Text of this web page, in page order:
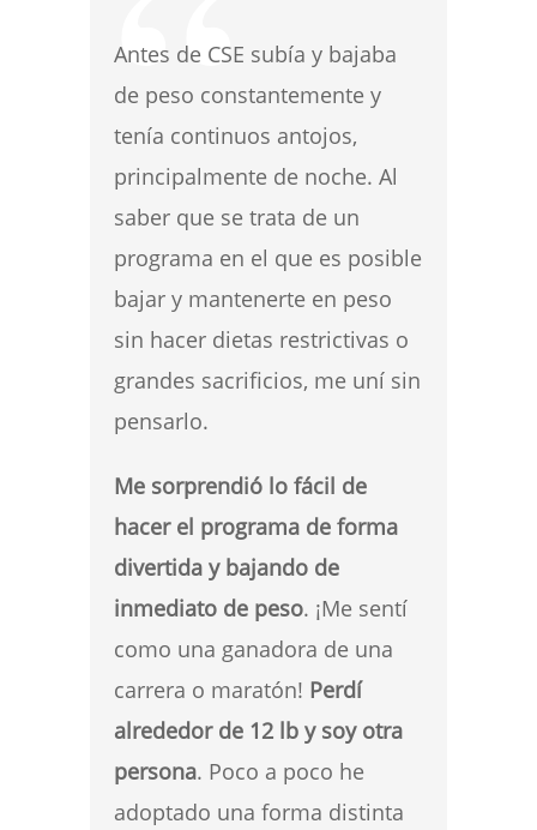
Antes de CSE subía y bajaba
de peso constantemente y
tenía continuos antojos,
principalmente de noche. Al
saber que se trata de un
programa en el que es posible
bajar y mantenerte en peso
sin hacer dietas restrictivas o
grandes sacrificios, me uní sin
pensarlo.
Me sorprendió lo fácil de
hacer el programa de forma
divertida y bajando de
inmediato de peso. ¡Me sentí
como una ganadora de una
carrera o maratón! Perdí
alrededor de 12 lb y soy otra
persona. Poco a poco he
adoptado una forma distinta